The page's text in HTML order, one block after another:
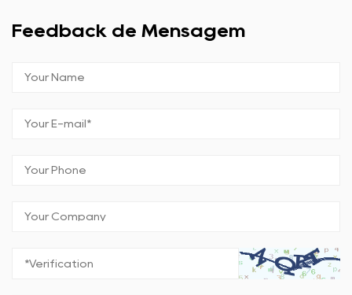
Feedback de Mensagem